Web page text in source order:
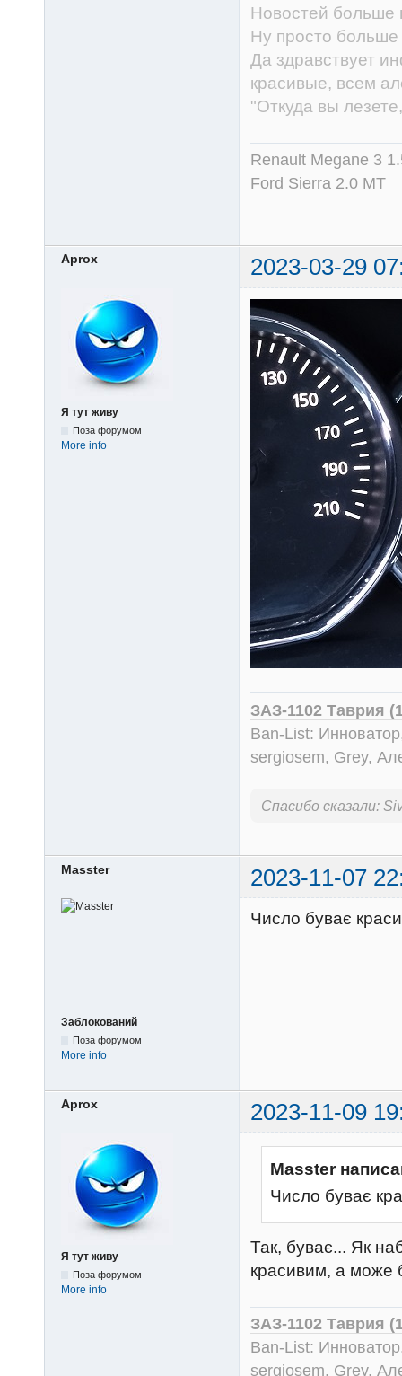
Новостей больше
Ну просто больше
Да здравствует
красивые, всем
"Откуда вы
Renault Megane 3
Ford Sierra 2.0 MT
Aprox 2023-03-29
Я тут живу
Поза форумом
More info
ЗАЗ-1102 Таврия
Ban-List:
sergiosem, Grey,
Спасибо сказали:
Masster 2023-11-07
Заблокований
Поза форумом
More info
Число буває
Aprox 2023-11-09
Я тут живу
Поза форумом
More info
Masster
Число буває
Так, буває... Як
красивим, а може
ЗАЗ-1102 Таврия
Ban-List:
sergiosem, Grey,